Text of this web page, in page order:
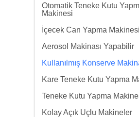
Otomatik Teneke Kutu
Makinesi
İçecek Can Yapma Makinesi
Aerosol Makinası Yapabilir
Kullanılmış Konserve
Kare Teneke Kutu Yapma
Teneke Kutu Yapma
Kolay Açık Uçlu Makineler